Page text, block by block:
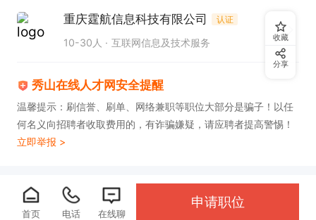
重庆霆航信息科技有限公司 认证
10-30人 互联网信息及技术服务
秀山在线人才网安全提醒
温馨提示：刷信誉、刷单、网络兼职等职位大部分是骗子！以任
何名义向招聘者收取费用的，有诈骗嫌疑，请应聘者提高警惕！
立即举报 >
收藏
分享
首页 电话 在线聊
申请职位